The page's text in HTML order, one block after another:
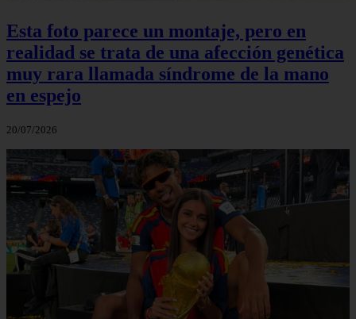
Esta foto parece un montaje, pero en
realidad se trata de una afección genética
muy rara llamada síndrome de la mano
en espejo
20/07/2026